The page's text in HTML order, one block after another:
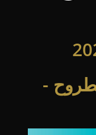
202
-